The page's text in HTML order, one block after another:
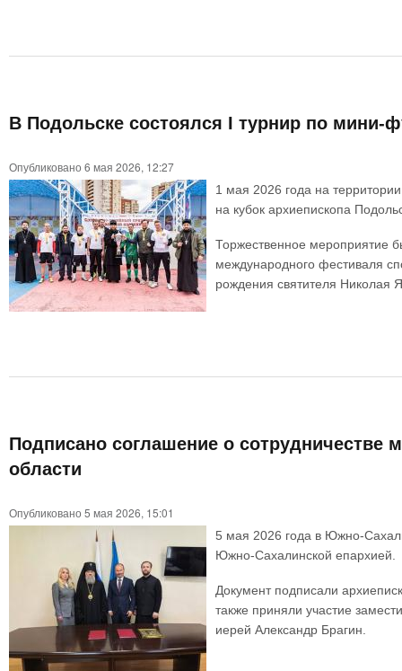
В Подольске состоялся I турнир по мини-
Опубликовано 6 мая 2026, 12:27
1 мая 2026 года на
на кубок архиепископа
Торжественное мероприятие
международного фестиваля
рождения святителя Николая
Подписано соглашение о
области
Опубликовано 5 мая 2026, 15:01
5 мая 2026 года в Южно-
Южно-Сахалинской епархией.
Документ подписали
также приняли участие
иерей Александр Брагин.